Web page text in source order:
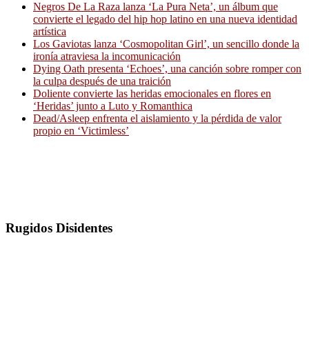
Negros De La Raza lanza ‘La Pura Neta’, un álbum que
convierte el legado del hip hop latino en una nueva identidad
artística
Los Gaviotas lanza ‘Cosmopolitan Girl’, un sencillo donde la
ironía atraviesa la incomunicación
Dying Oath presenta ‘Echoes’, una canción sobre romper con
la culpa después de una traición
Doliente convierte las heridas emocionales en flores en
‘Heridas’ junto a Luto y Romanthica
Dead/Asleep enfrenta el aislamiento y la pérdida de valor
propio en ‘Victimless’
Rugidos Disidentes